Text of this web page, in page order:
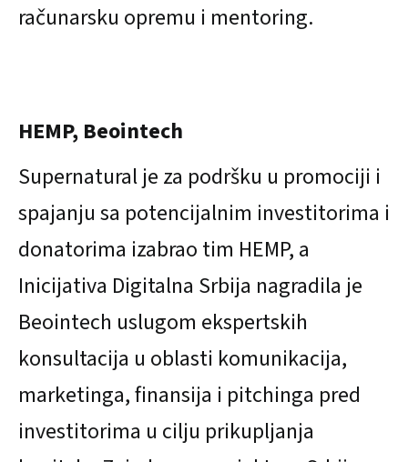
računarsku opremu i mentoring.
HEMP, Beointech
Supernatural je za podršku u promociji i
spajanju sa potencijalnim investitorima i
donatorima izabrao tim HEMP, a
Inicijativa Digitalna Srbija nagradila je
Beointech uslugom ekspertskih
konsultacija u oblasti komunikacija,
marketinga, finansija i pitchinga pred
investitorima u cilju prikupljanja